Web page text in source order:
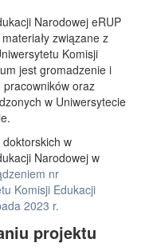
Narodowej eRUP
związane z
Komisji
jest gromadzenie i
oraz
w Uniwersytecie
w
Narodowej w
nr
Komisji Edukacji
2023 r.
projektu